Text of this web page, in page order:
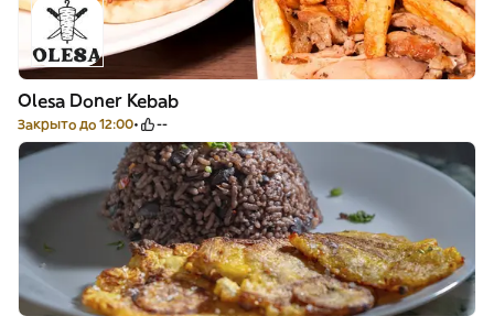
Olesa Doner Kebab
Закрыто до 12:00 --